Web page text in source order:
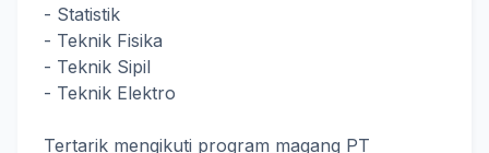
- Statistik
- Teknik Fisika
- Teknik Sipil
- Teknik Elektro
Tertarik mengikuti program magang PT